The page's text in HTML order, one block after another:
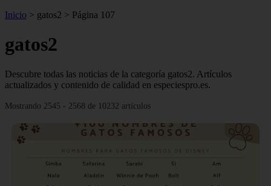
Inicio > gatos2 > Página 107
gatos2
Descubre todas las noticias de la categoría gatos2. Artículos
actualizados y contenido de calidad en especiespro.es.
Mostrando 2545 - 2568 de 10232 artículos